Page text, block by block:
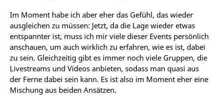
Im Moment habe ich aber eher das Gefühl, das wieder
ausgleichen zu müssen: Jetzt, da die Lage wieder etwas
entspannter ist, muss ich mir viele dieser Events persönlich
anschauen, um auch wirklich zu erfahren, wie es ist, dabei
zu sein. Gleichzeitig gibt es immer noch viele Gruppen, die
Livestreams und Videos anbieten, sodass man quasi aus
der Ferne dabei sein kann. Es ist also im Moment eher eine
Mischung aus beiden Ansätzen.